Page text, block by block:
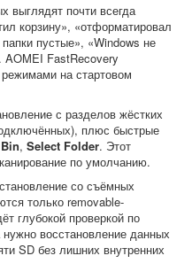
выглядят почти всегда
корзину», «отформатировал
пустые», «Windows не
FastRecovery
на стартовом
с разделов жёстких
плюс быстрые
, Select Folder. Этот
по умолчанию.
со съёмных
только removable-
глубокой проверкой по
восстановление данных
SD без лишних внутренних